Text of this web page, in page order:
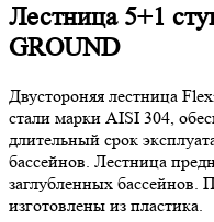
Лестница 5+1
GROUND
Двустороняя лестница
стали марки AISI 304,
длительный срок
бассейнов. Лестница
заглубленных бассейнов.
изготовлены из пластика.